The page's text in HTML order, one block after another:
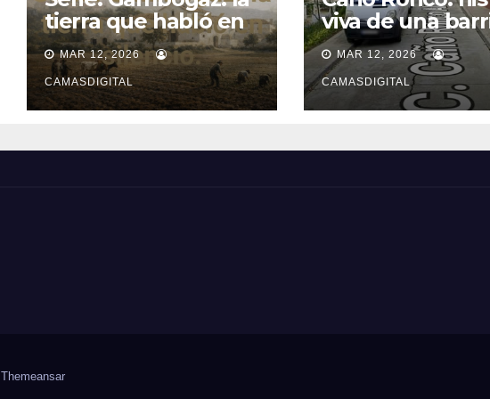
tierra que habló en
silencio.
MAR 12, 2026
CAMASDIGITAL
viva de una
popular de
MAR 12, 2026
CAMASDIGITAL
Themeansar